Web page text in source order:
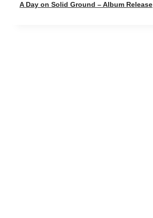
A Day on Solid Ground – Album Release